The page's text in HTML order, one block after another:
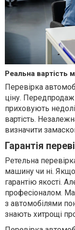
Реальна вартість
Перевірка
ціну.
приховують
вартість.
визначити
Гарантія
Ретельна
машину чи ні.
гарантію якості.
професіоналом.
з автомобілями
знають хитрощі